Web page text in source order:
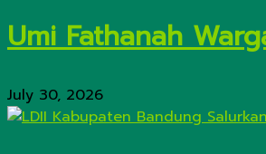
Umi Fathanah
July 30, 2026